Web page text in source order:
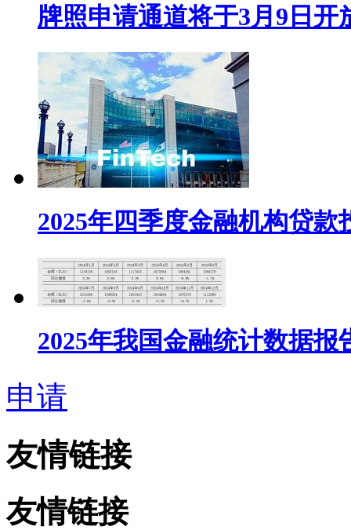
牌照申请通道将于3月9日开
2025年四季度金融机构贷款
2025年我国金融统计数据
申请
友情链接
友情链接